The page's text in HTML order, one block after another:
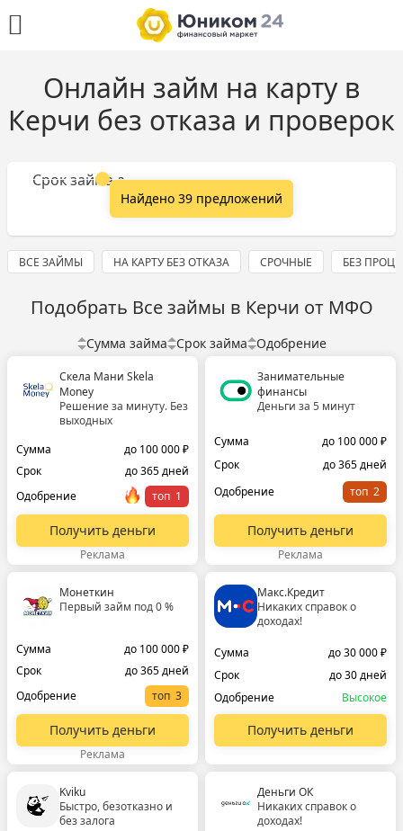
Онлайн займ на карту в
Керчи без отказа и проверок
Сумма займа
Срок займа
Найдено 39 предложений
ВСЕ ЗАЙМЫ НА КАРТУ БЕЗ ОТКАЗА СРОЧНЫЕ БЕЗ
Подобрать Все займы в Керчи от МФО
Сумма займа Срок займа Одобрение
Скела Мани Skela
Money
Решение за минуту. Без
выходных
Сумма
до 100 000 ₽
Срок
до 365 дней
Одобрение
топ
Получить деньги
Реклама
Занимательные
финансы
Деньги за 5 минут
Сумма
до 100 000 ₽
Срок
до 365 дней
Одобрение
топ
Получить деньги
Реклама
Монеткин
Первый займ под 0 %
Сумма
до 100 000 ₽
Срок
до 365 дней
Одобрение
топ
Получить деньги
Реклама
Макс.Кредит
Никаких справок о
доходах!
Сумма
до 30 000 ₽
Срок
до 30 дней
Одобрение
Высокое
Получить деньги
Kviku
Быстро, безотказно и
без залога
Деньги ОК
Никаких справок о
доходах!